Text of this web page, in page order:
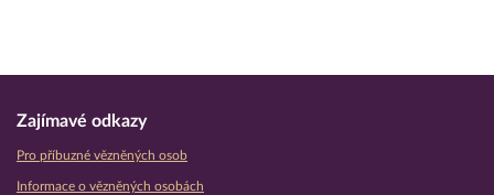
Zajímavé odkazy
Pro příbuzné vězněných osob
Informace o vězněných osobách